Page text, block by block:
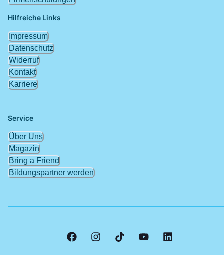
Hilfreiche Links
Impressum
Datenschutz
Widerruf
Kontakt
Karriere
Service
Über Uns
Magazin
Bring a Friend
Bildungspartner werden